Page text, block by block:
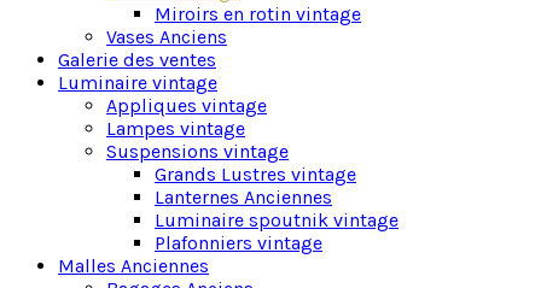
noir, le blanc et le gris, ou des couleurs plus
originales telles que le bleu, le rouge et le jaune.
Des miroirs vintage en laiton aux formes libres ou
plus structurées sont disponibles a coté de
vintage en rotintypiques des années 60, style «
french riviera » ou de très impressionnants miroirs
en verre de Murano colorés.
Trouvez le miroir vintage idéal pour votre décoration
Vous souhaitez donner une touche spéciale à votre
intérieur ? Découvrez les miroirs vintage proposés
Miroirs en rotin vintage
Vases Anciens
Galerie des ventes
Luminaire vintage
Appliques vintage
Lampes vintage
Suspensions vintage
Grands Lustres vintage
Lanternes Anciennes
Luminaire spoutnik vintage
Plafonniers vintage
Malles Anciennes